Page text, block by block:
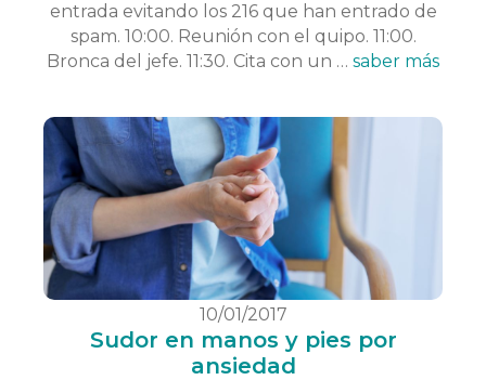
entrada evitando los 216 que han entrado de
spam. 10:00. Reunión con el quipo. 11:00.
Bronca del jefe. 11:30. Cita con un … saber más
10/01/2017
Sudor en manos y pies por
ansiedad